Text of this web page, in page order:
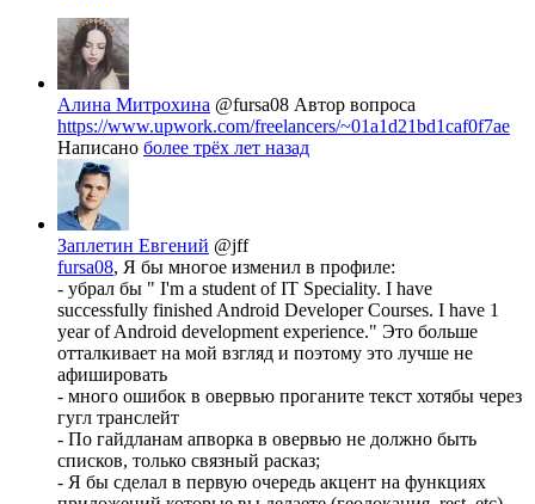
Алина Митрохина @fursa08 Автор вопроса
https://www.upwork.com/freelancers/~01a1d21bd1caf0f7ae
Написано более трёх лет назад
Заплетин Евгений @jff
fursa08, Я бы многое изменил в профиле:
- убрал бы " I'm a student of IT Speciality. I have
successfully finished Android Developer Courses. I have 1
year of Android development experience." Это больше
отталкивает на мой взгляд и поэтому это лучше не
афишировать
- много ошибок в овервью проганите текст хотябы через
гугл транслейт
- По гайдланам апворка в овервью не должно быть
списков, только связный расказ;
- Я бы сделал в первую очередь акцент на функциях